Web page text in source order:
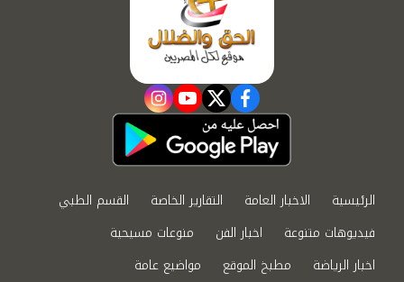
facebook
twitter
youtube
instagram
الرئيسية الاخبار العامة التقارير الخاصة
القسم الطبي
فيديوهات متنوعة
اخبار الفن
منوعات مسيحية
اخبار الرياضة
مطبخ الموقع
مواضيع عامة